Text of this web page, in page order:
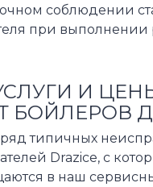
соблюдении
при выполнении
И
БОЙЛЕРОВ
типичных
Drazice, с
в наш